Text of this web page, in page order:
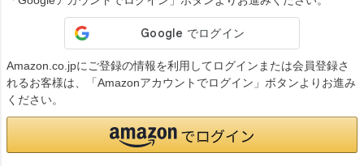
Amazon.co.jpにご登録の情報を利用してログインまたは会員登録さ
れるお客様は、「Amazonアカウントでログイン」ボタンよりお進み
ください。